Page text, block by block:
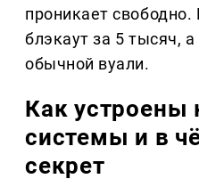
проникает свободно.
блэкаут за 5 тысяч,
обычной вуали.
Как устроены
системы и в
секрет